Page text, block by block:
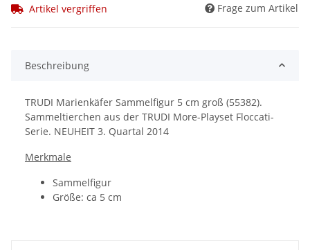
Artikel vergriffen Frage zum Artikel
Beschreibung
TRUDI Marienkäfer Sammelfigur 5 cm groß (55382).
Sammeltierchen aus der TRUDI More-Playset Floccati-
Serie. NEUHEIT 3. Quartal 2014
Merkmale
Sammelfigur
Größe: ca 5 cm